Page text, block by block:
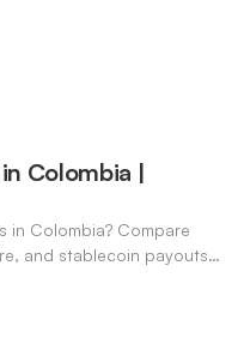
Colombia |
Colombia? Compare
and stablecoin payouts.